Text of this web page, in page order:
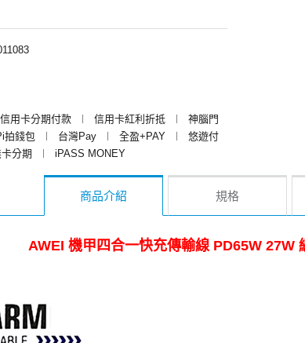
信用卡分期付款 ︱ 信用卡紅利折抵 ︱
神腦門
拍錢包 ︱ 台灣Pay ︱ 全盈+PAY ︱
悠遊付
分期 ︱ iPASS MONEY
商品介紹 規格
AWEI 機甲四合一快充傳輸線 PD65W 27W